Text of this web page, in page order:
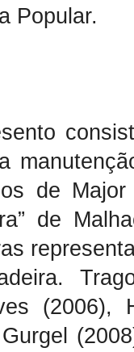
Popular.
de
de
(2006),